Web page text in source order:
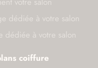
dédiée à votre salon
à votre salon
coiffure